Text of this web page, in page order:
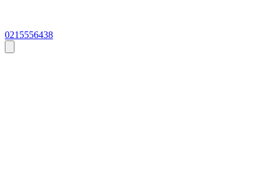
0215556438